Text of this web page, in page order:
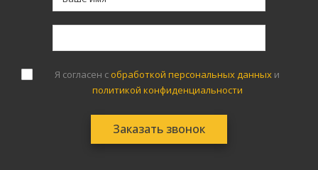
Я согласен с обработкой персональных данных и
политикой конфиденциальности